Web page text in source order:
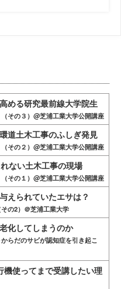
める研究最前線大学院生
その３）@芝浦工業大学公開講座
道土木工事のふしぎ発見
その２）@芝浦工業大学公開講座
ない土木工事の現場
その１）@芝浦工業大学公開講座
えられていたエサは？
の2）＠芝浦工業大学
化してしまうのか
らだのサビが認知症を引き起こ
機使ってまで受講したい理